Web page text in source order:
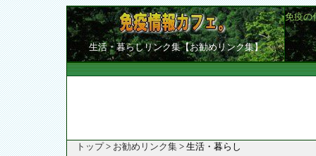
生活・暮らしリンク集【お勧めリンク集】
免疫の
トップ> お勧めリンク集 > 生活・暮らし